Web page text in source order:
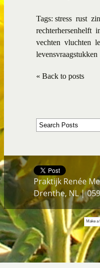
Tags: stress rust
rechterhersenhelft
vechten vluchten
levensvraagstukken
« Back to posts
Praktijk Renée
Drenthe, NL |
Make a